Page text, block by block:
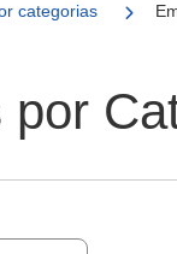
categorias
por